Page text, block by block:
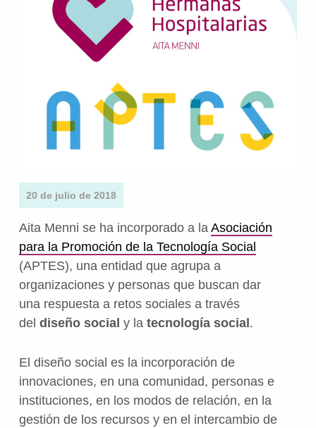
20 de julio de 2018
Aita Menni se ha incorporado a la Asociación
para la Promoción de la Tecnología Social
(APTES), una entidad que agrupa a
organizaciones y personas que buscan dar
una respuesta a retos sociales a través
del diseño social y la tecnología social .
El diseño social es la incorporación de
innovaciones, en una comunidad, personas e
instituciones, en los modos de relación, en la
gestión de los recursos y en el intercambio de